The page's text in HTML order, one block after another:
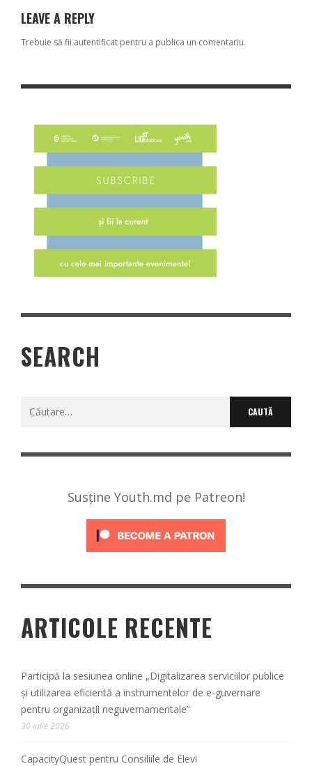
LEAVE A REPLY
Trebuie să fii autentificat pentru a publica un comentariu.
SEARCH
Susține Youth.md pe Patreon!
ARTICOLE RECENTE
Participă la sesiunea online „Digitalizarea serviciilor publice
și utilizarea eficientă a instrumentelor de e-guvernare
pentru organizații neguvernamentale”
30 iulie 2026
CapacityQuest pentru Consiliile de Elevi